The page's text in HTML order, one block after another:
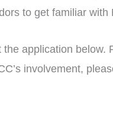
to get familiar
application
involvement,